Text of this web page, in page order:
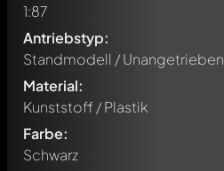
1:87
Antriebstyp:
Standmodell / Unangetrieben
Material:
Kunststoff / Plastik
Farbe:
Schwarz